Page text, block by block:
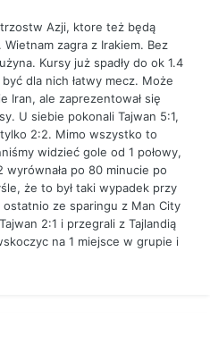
Azji, ktore też będą
zagra z Irakiem. Bez
Kursy już spadły do ok 1.4
dla nich łatwy mecz. Może
Iran, ale zaprezentował się
U siebie pokonali Tajwan 5:1,
2:2. Mimo wszystko to
widzieć gole od 1 połowy,
wyrównała po 80 minucie po
że to był taki wypadek przy
ze sparingu z Man City
2:1 i przegrali z Tajlandią
na 1 miejsce w grupie i